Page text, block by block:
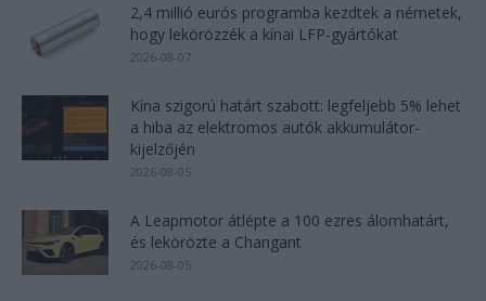
2,4 millió eurós programba kezdtek a németek,
hogy lekörözzék a kínai LFP-gyártókat
2026-08-07
Kína szigorú határt szabott: legfeljebb 5% lehet
a hiba az elektromos autók akkumulátor-
kijelzőjén
2026-08-05
A Leapmotor átlépte a 100 ezres álomhatárt,
és lekörözte a Changant
2026-08-05